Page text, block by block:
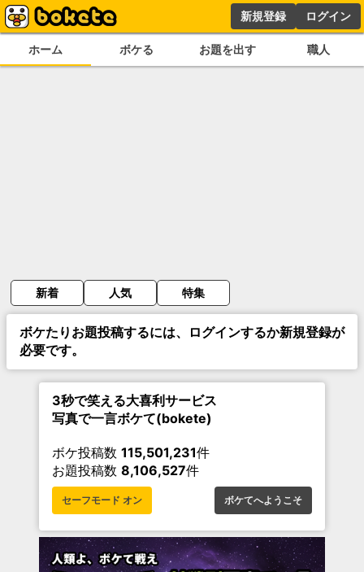
新規登録 ログイン
ホーム ボケる お題を出す 職人
新着 人気 特集
ボケたりお題投稿するには、ログインするか新規登録が
必要です。
3秒で笑える大喜利サービス
写真で一言ボケて(bokete)
ボケ投稿数 115,501,231件
お題投稿数 8,106,527件
セーフモード オン ボケてへようこそ